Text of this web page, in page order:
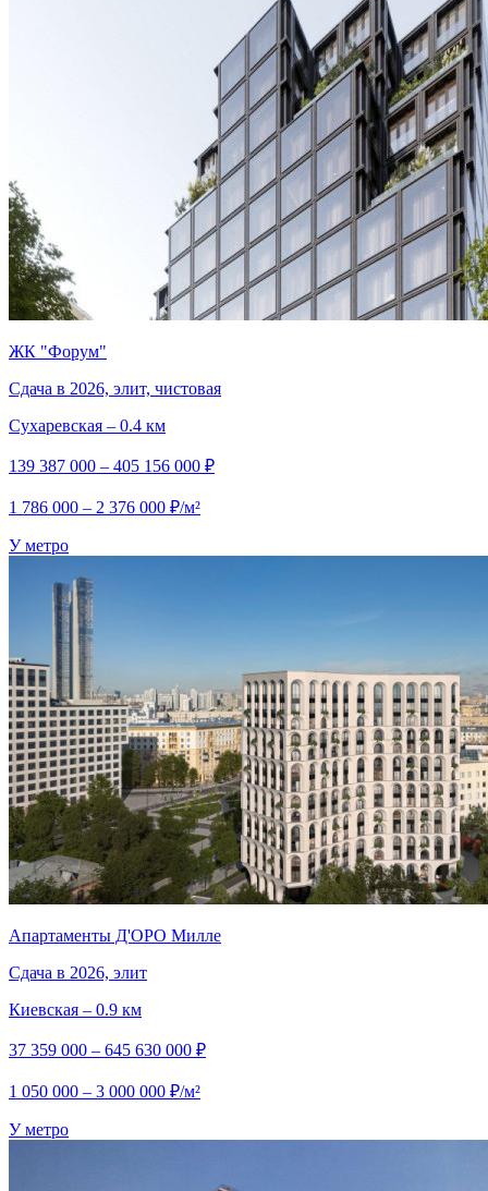
ЖК "Форум"
Сдача в 2026, элит, чистовая
Сухаревская – 0.4 км
139 387 000 – 405 156 000 ₽
1 786 000 – 2 376 000 ₽/м²
У метро
Апартаменты Д'ОРО Милле
Сдача в 2026, элит
Киевская – 0.9 км
37 359 000 – 645 630 000 ₽
1 050 000 – 3 000 000 ₽/м²
У метро